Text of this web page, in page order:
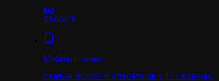
від
$1.00/ГБ
Мобільні проксі
Реальні 4G/5G IP операторів у 17+ країнах.